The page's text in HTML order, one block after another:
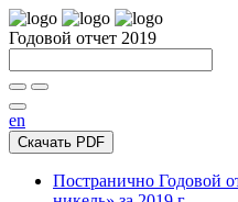
Годовой отчет 2019
en
Скачать PDF
Постранично Годовой